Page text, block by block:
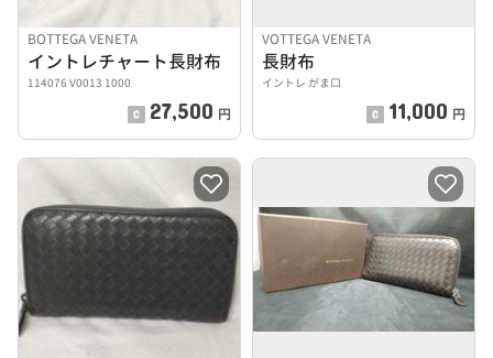
BOTTEGA VENETA
イントレチャート長財布
114076 V0013 1000
27,500 円
VOTTEGA VENETA
長財布
イントレ がま口
11,000 円